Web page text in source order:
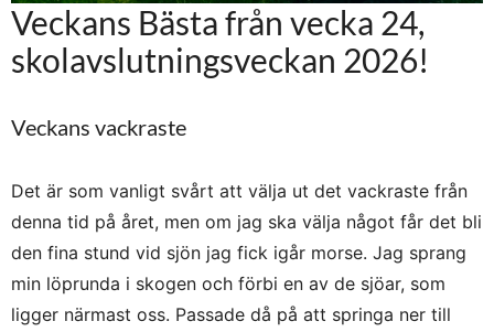
Veckans Bästa från vecka 24,
skolavslutningsveckan 2026!
Veckans vackraste
Det är som vanligt svårt att välja ut det vackraste från
denna tid på året, men om jag ska välja något får det bli
den fina stund vid sjön jag fick igår morse. Jag sprang
min löprunda i skogen och förbi en av de sjöar, som
ligger närmast oss. Passade då på att springa ner till